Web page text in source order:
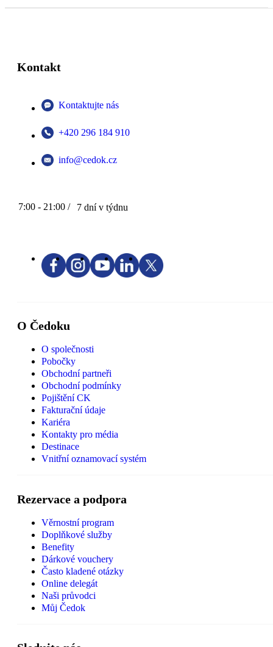
Kontakt
Kontaktujte nás
+420 296 184 910
info@cedok.cz
7:00 - 21:00 / 7 dní v týdnu
O Čedoku
O společnosti
Pobočky
Obchodní partneři
Obchodní podmínky
Pojištění CK
Fakturační údaje
Kariéra
Kontakty pro média
Destinace
Vnitřní oznamovací systém
Rezervace a podpora
Věrnostní program
Doplňkové služby
Benefity
Dárkové vouchery
Často kladené otázky
Online delegát
Naši průvodci
Můj Čedok